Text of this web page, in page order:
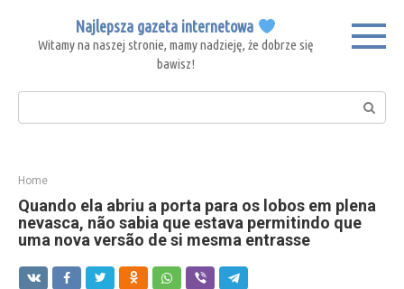
content
Najlepsza gazeta internetowa
Witamy na naszej stronie, mamy nadzieję, że dobrze się
bawisz!
Search:
Home
Quando ela abriu a porta para os lobos em plena
nevasca, não sabia que estava permitindo que
uma nova versão de si mesma entrasse